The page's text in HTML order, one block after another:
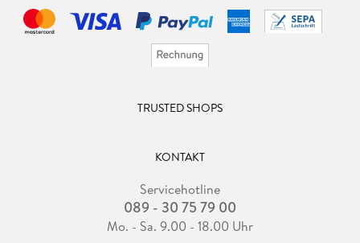
TRUSTED SHOPS
KONTAKT
Servicehotline
089 - 30 75 79 00
Mo. - Sa. 9.00 - 18.00 Uhr